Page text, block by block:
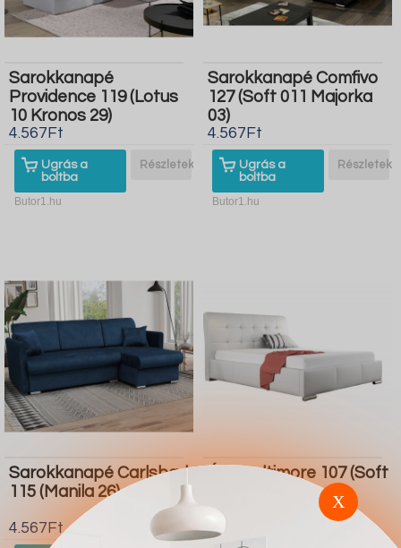
Sarokkanapé
Providence 119 (Lotus
10 Kronos 29)
4.567Ft
Ugrás a
boltba
Részletek
Butor1.hu
Sarokkanapé Comfivo
127 (Soft 011 Majorka
03)
4.567Ft
Ugrás a
boltba
Részletek
Butor1.hu
Sarokkanapé Carlsbad
115 (Manila 26)
4.567Ft
Ágy Baltimore 107 (Soft
4.567Ft
X